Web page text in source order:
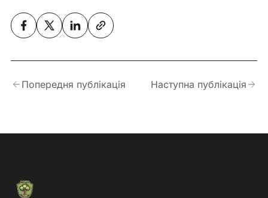
Попередня публікація Наступна публікація